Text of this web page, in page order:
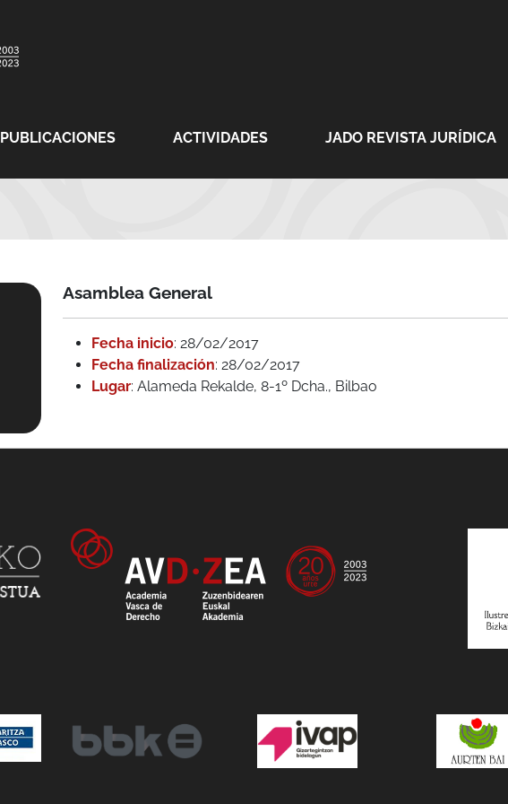
PUBLICACIONES ACTIVIDADES JADO REVISTA JURÍDICA
Asamblea General
Fecha inicio: 28/02/2017
Fecha finalización: 28/02/2017
Lugar: Alameda Rekalde, 8-1º Dcha., Bilbao